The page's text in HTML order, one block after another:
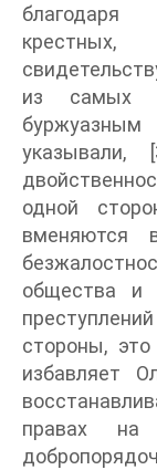
благодаря
крестных,
из самых
указывали, [3]в этом романе явственна
одной
общества и
стороны,
избавляет
правах на